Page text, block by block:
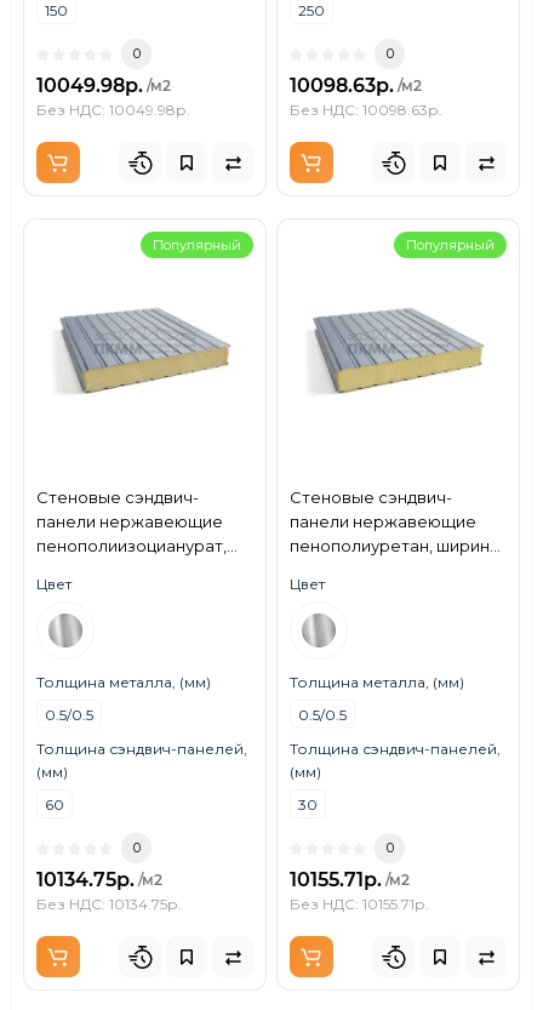
150
0
10049.98р. /м2
Без НДС: 10049.98р.
250
0
10098.63р. /м2
Без НДС: 10098.63р.
Популярный
Стеновые сэндвич-
панели нержавеющие
пенополиизоцианурат,
60 мм, 0.5/0.5, AISI 430
Цвет
Толщина металла, (мм)
0.5/0.5
Толщина сэндвич-панелей,
(мм)
60
0
10134.75р. /м2
Без НДС: 10134.75р.
Популярный
Стеновые сэндвич-
панели нержавеющие
пенополиуретан, ширина
0.5/0.5, AISI 430
Цвет
Толщина металла, (мм)
0.5/0.5
Толщина сэндвич-панелей,
(мм)
30
0
10155.71р. /м2
Без НДС: 10155.71р.